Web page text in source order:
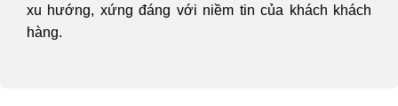
xu hướng, xứng đáng với niềm tin của khách khách
hàng.